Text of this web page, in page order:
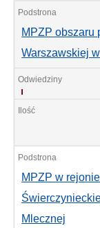
MPZP obszaru
Warszawskiej
88
MPZP w
Mlecznej